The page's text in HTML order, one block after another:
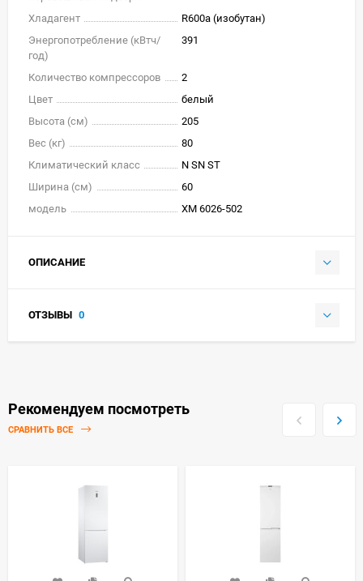
Хладагент
R600a (изобутан)
Энергопотребление (кВтч/
год)
391
Количество компрессоров
2
Цвет
белый
Высота (см)
205
Вес (кг)
80
Климатический класс
N SN ST
Ширина (см)
60
модель
ХМ 6026-502
ОПИСАНИЕ
ОТЗЫВЫ 0
Рекомендуем посмотреть
СРАВНИТЬ ВСЕ